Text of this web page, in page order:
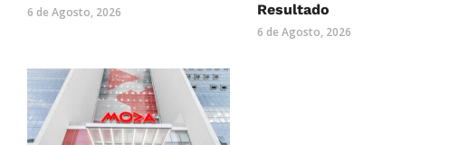
6 de Agosto, 2026
Resultado
6 de Agosto, 2026